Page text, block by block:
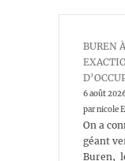
BUREN
6 août
par nicole
On a
géant
Buren,